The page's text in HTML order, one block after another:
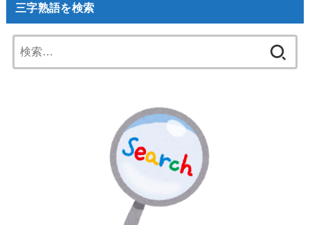
三字熟語を検索
索: